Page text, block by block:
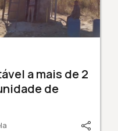
a mais de 2
de